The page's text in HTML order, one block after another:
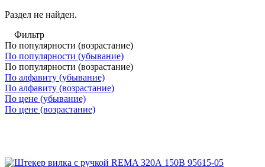
Раздел не найден.
Фильтр
По популярности (возрастание)
По популярности (убывание)
По популярности (возрастание)
По алфавиту (убывание)
По алфавиту (возрастание)
По цене (убывание)
По цене (возрастание)